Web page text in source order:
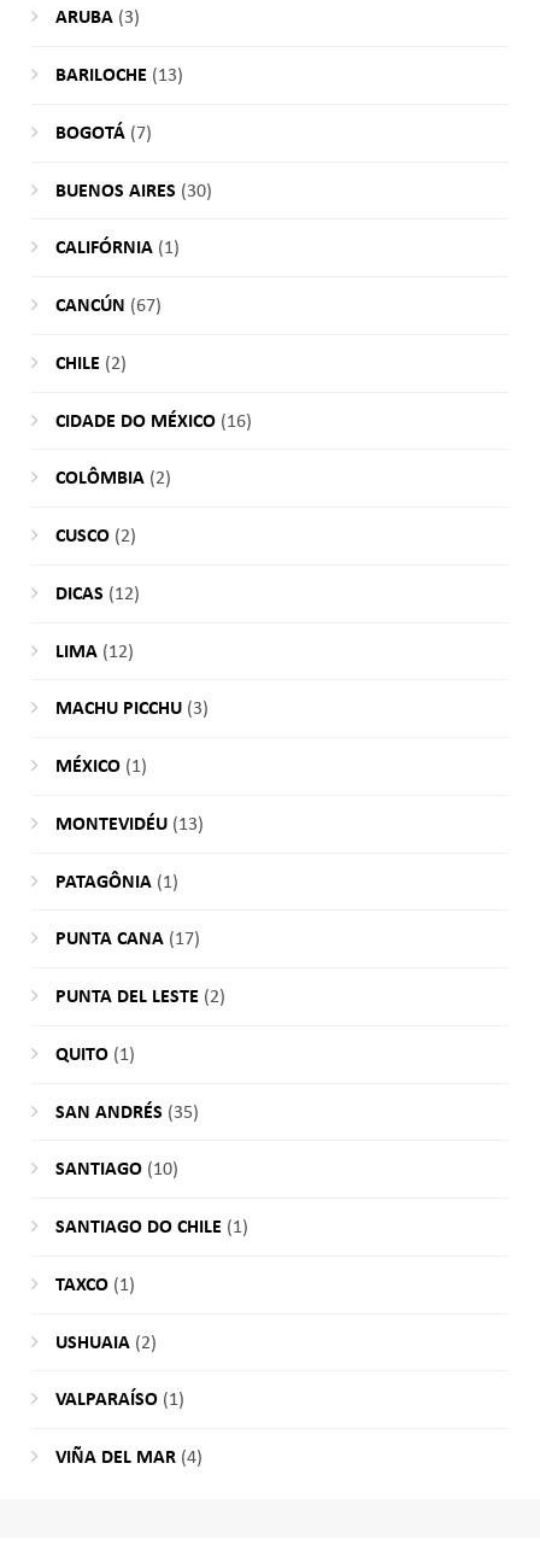
ARUBA(3)
BARILOCHE (13)
BOGOTÁ(7)
BUENOS AIRES (30)
CALIFÓRNIA(1)
CANCÚN (67)
CHILE (2)
CIDADE DO MÉXICO(16)
COLÔMBIA(2)
CUSCO(2)
DICAS (12)
LIMA(12)
MACHU PICCHU(3)
MÉXICO(1)
MONTEVIDÉU(13)
PATAGÔNIA(1)
PUNTA CANA(17)
PUNTA DEL LESTE (2)
QUITO(1)
SAN ANDRÉS (35)
SANTIAGO(10)
SANTIAGO DO CHILE (1)
TAXCO(1)
USHUAIA(2)
VALPARAÍSO(1)
VIÑA DEL MAR(4)